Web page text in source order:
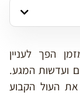
הפך לעניין
ועדשות המגע.
העול הקבוע